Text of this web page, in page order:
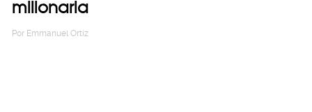
millonaria
Por Emmanuel Ortiz